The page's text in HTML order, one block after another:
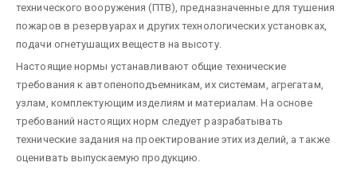
технического вооружения (ПТВ), предназначенные для тушения
пожаров в резервуарах и других технологических установках,
подачи огнетушащих веществ на высоту.
Настоящие нормы устанавливают общие технические
требования к автопеноподъемникам, их системам, агрегатам,
узлам, комплектующим изделиям и материалам. На основе
требований настоящих норм следует разрабатывать
технические задания на проектирование этих изделий, а также
оценивать выпускаемую продукцию.